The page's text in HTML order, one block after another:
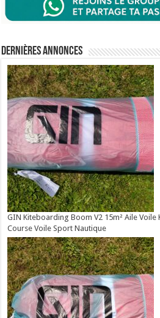
Dernières annonces
GIN Kiteboarding Boom V2 15m² Aile Voile
Course Voile Sport Nautique